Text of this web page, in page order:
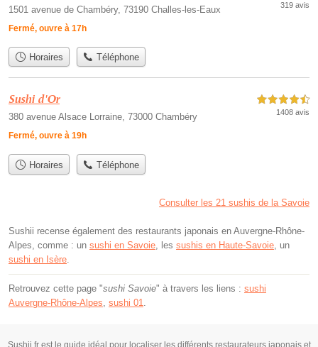
1501 avenue de Chambéry, 73190 Challes-les-Eaux
Fermé, ouvre à 17h
319 avis
Horaires Téléphone
Sushi d'Or
380 avenue Alsace Lorraine, 73000 Chambéry
Fermé, ouvre à 19h
4,5 étoiles sur 5
1408 avis
Horaires Téléphone
Consulter les 21 sushis de la Savoie
Sushii recense également des restaurants japonais en Auvergne-Rhône-
Alpes, comme : un sushi en Savoie , les sushis en Haute-Savoie , un
sushi en Isère
Retrouvez cette page "sushi Savoie" à travers les liens : sushi
Auvergne-Rhône-Alpes sushi 01
Sushii.fr est le guide idéal pour localiser les différents restaurateurs japonais et